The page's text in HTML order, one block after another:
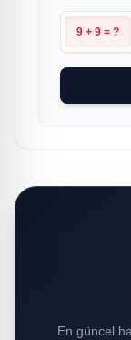
9 + 9 = ?
En güncel